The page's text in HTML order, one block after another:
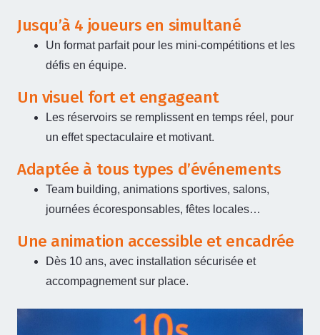
Jusqu’à 4 joueurs en simultané
Un format parfait pour les mini-compétitions et les
défis en équipe.
Un visuel fort et engageant
Les réservoirs se remplissent en temps réel, pour
un effet spectaculaire et motivant.
Adaptée à tous types d’événements
Team building, animations sportives, salons,
journées écoresponsables, fêtes locales…
Une animation accessible et encadrée
Dès 10 ans, avec installation sécurisée et
accompagnement sur place.